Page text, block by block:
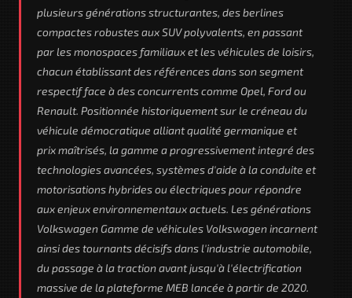
plusieurs générations structurantes, des berlines
compactes robustes aux SUV polyvalents, en passant
par les monospaces familiaux et les véhicules de loisirs,
chacun établissant des références dans son segment
respectif face à des concurrents comme Opel, Ford ou
Renault. Positionnée historiquement sur le créneau du
véhicule démocratique alliant qualité germanique et
prix maîtrisés, la gamme a progressivement integré des
technologies avancées, systèmes d'aide à la conduite et
motorisations hybrides ou électriques pour répondre
aux enjeux environnementaux actuels. Les générations
Volkswagen Gamme de véhicules Volkswagen incarnent
ainsi des tournants décisifs dans l'industrie automobile,
du passage à la traction avant jusqu'à l'électrification
massive de la plateforme MEB lancée à partir de 2020.